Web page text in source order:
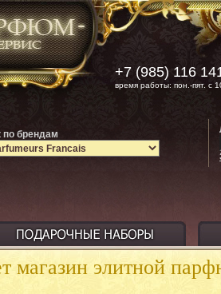
магазин элитной
+7 (985) 116
время работы: пон.-пят. с
по брендам